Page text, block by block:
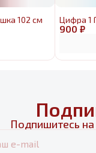
102 см
900 ₽
Цифра 1
Подпишитесь